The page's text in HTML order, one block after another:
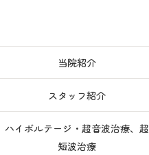
当院紹介
スタッフ紹介
ハイボルテージ・超音波治療、超
短波治療